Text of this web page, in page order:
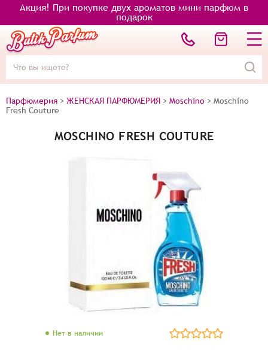
Акция! При покупке двух ароматов мини парфюм в
подарок
Парфюмерия > ЖЕНСКАЯ ПАРФЮМЕРИЯ > Moschino > Moschino
Fresh Couture
MOSCHINO FRESH COUTURE
Нет в наличии